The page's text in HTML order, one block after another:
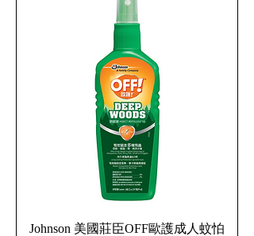
Johnson 美國莊臣OFF歐護成人蚊怕